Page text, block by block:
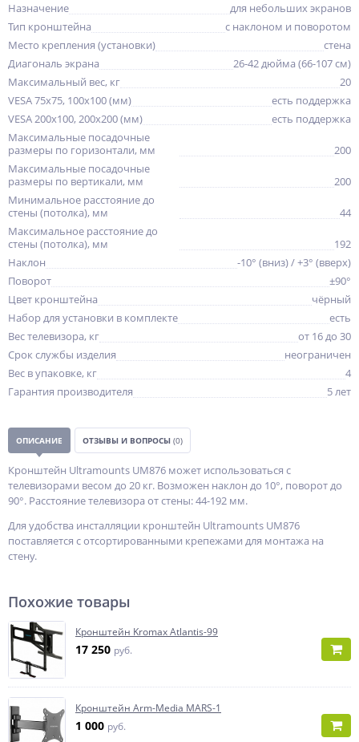
Назначение
для небольших экранов
Тип кронштейна
с наклоном и поворотом
Место крепления (установки)
стена
Диагональ экрана
26-42 дюйма (66-107 см)
Максимальный вес, кг
20
VESA 75x75, 100x100 (мм)
есть поддержка
VESA 200x100, 200x200 (мм)
есть поддержка
Максимальные посадочные
размеры по горизонтали, мм
200
Максимальные посадочные
размеры по вертикали, мм
200
Минимальное расстояние до
стены (потолка), мм
44
Максимальное расстояние до
стены (потолка), мм
192
Наклон
-10° (вниз) / +3° (вверх)
Поворот
±90°
Цвет кронштейна
чёрный
Набор для установки в комплекте
есть
Вес телевизора, кг
от 16 до 30
Срок службы изделия
неограничен
Вес в упаковке, кг
4
Гарантия производителя
5 лет
ОПИСАНИЕ ОТЗЫВЫ И ВОПРОСЫ (0)
Кронштейн Ultramounts UM876 может использоваться с
телевизорами весом до 20 кг. Возможен наклон до 10°, поворот до
90°. Расстояние телевизора от стены: 44-192 мм.
Для удобства инсталляции кронштейн Ultramounts UM876
поставляется с отсортированными крепежами для монтажа на
стену.
Похожие товары
Кронштейн Kromax Atlantis-99
17 250 руб.
Кронштейн Arm-Media MARS-1
1 000 руб.